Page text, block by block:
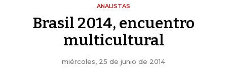
ANALISTAS
Brasil 2014, encuentro
multicultural
miércoles, 25 de junio de 2014